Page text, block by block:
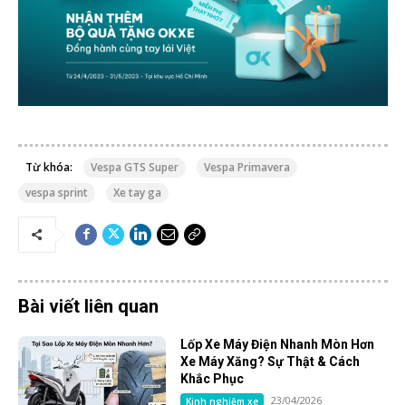
Từ khóa: Vespa GTS Super
Vespa Primavera
vespa sprint
Xe tay ga
Bài viết liên quan
Lốp Xe Máy Điện Nhanh Mòn Hơn
Xe Máy Xăng? Sự Thật & Cách
Khắc Phục
Kinh nghiệm xe 23/04/2026